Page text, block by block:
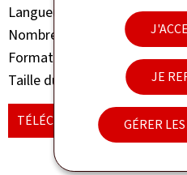
JE
GÉRER
Langue(s)
Français
Nombre de pages
28
Format du document Pdf
Taille du fichier
6,50 Mo
TÉLÉCHARGER (FR, PDF -